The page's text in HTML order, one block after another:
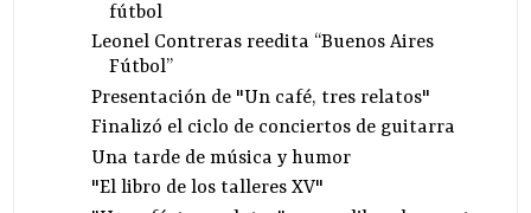
fútbol
Leonel Contreras reedita “Buenos Aires
Fútbol”
Presentación de "Un café, tres relatos"
Finalizó el ciclo de conciertos de guitarra
Una tarde de música y humor
"El libro de los talleres XV"